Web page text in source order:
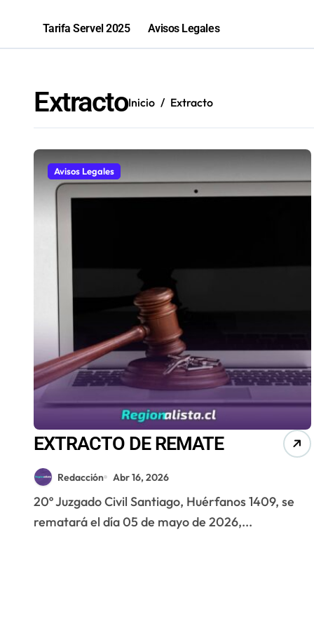
PGU aumentará a $250 mil para
Tarifa Servel 2025 Avisos Legales
ExtractoInicio Extracto
Avisos Legales
EXTRACTO DE REMATE
Redacción Abr 16, 2026
20º Juzgado Civil Santiago, Huérfanos 1409, se
rematará el día 05 de mayo de 2026,...